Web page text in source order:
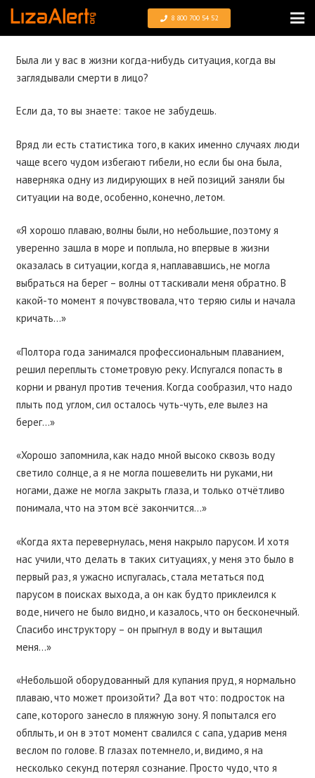
8 800 700 54 52
Была ли у вас в жизни когда-нибудь ситуация, когда вы
заглядывали смерти в лицо?
Если да, то вы знаете: такое не забудешь.
Вряд ли есть статистика того, в каких именно случаях люди
чаще всего чудом избегают гибели, но если бы она была,
наверняка одну из лидирующих в ней позиций заняли бы
ситуации на воде, особенно, конечно, летом.
«Я хорошо плаваю, волны были, но небольшие, поэтому я
уверенно зашла в море и поплыла, но впервые в жизни
оказалась в ситуации, когда я, наплававшись, не могла
выбраться на берег – волны оттаскивали меня обратно. В
какой-то момент я почувствовала, что теряю силы и начала
кричать…»
«Полтора года занимался профессиональным плаванием,
решил переплыть стометровую реку. Испугался попасть в
корни и рванул против течения. Когда сообразил, что надо
плыть под углом, сил осталось чуть-чуть, еле вылез на
берег…»
«Хорошо запомнила, как надо мной высоко сквозь воду
светило солнце, а я не могла пошевелить ни руками, ни
ногами, даже не могла закрыть глаза, и только отчётливо
понимала, что на этом всё закончится…»
«Когда яхта перевернулась, меня накрыло парусом. И хотя
нас учили, что делать в таких ситуациях, у меня это было в
первый раз, я ужасно испугалась, стала метаться под
парусом в поисках выхода, а он как будто приклеился к
воде, ничего не было видно, и казалось, что он бесконечный.
Спасибо инструктору – он прыгнул в воду и вытащил
меня…»
«Небольшой оборудованный для купания пруд, я нормально
плаваю, что может произойти? Да вот что: подросток на
сапе, которого занесло в пляжную зону. Я попытался его
обплыть, и он в этот момент свалился с сапа, ударив меня
веслом по голове. В глазах потемнело, и, видимо, я на
несколько секунд потерял сознание. Просто чудо, что я